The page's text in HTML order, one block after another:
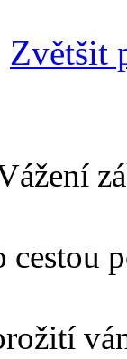
Zvětšit